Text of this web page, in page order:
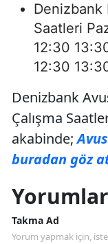
Denizbank
Saatleri
12:30
12:30
Denizbank
Çalışma
akabinde;
buradan göz
Yorumlar
Takma Ad
Yorum yapmak için,